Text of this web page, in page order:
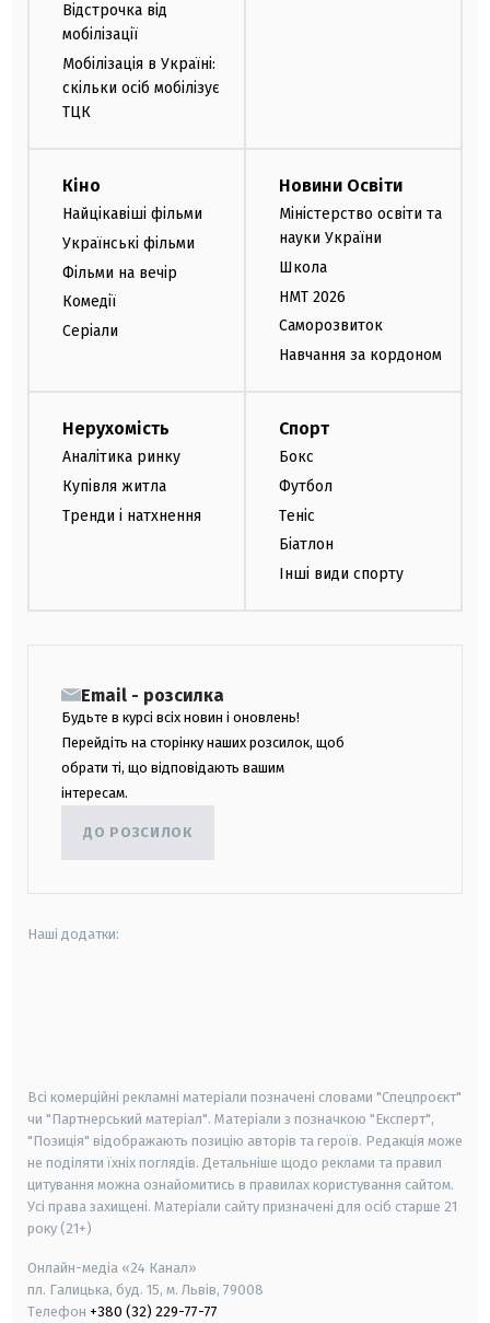
Відстрочка від
мобілізації
Мобілізація в Україні:
скільки осіб мобілізує
ТЦК
Кіно
Найцікавіші фільми
Українські фільми
Фільми на вечір
Комедії
Серіали
Новини Освіти
Міністерство освіти та
науки України
Школа
НМТ 2026
Саморозвиток
Навчання за кордоном
Нерухомість
Аналітика ринку
Купівля житла
Тренди і натхнення
Спорт
Бокс
Футбол
Теніс
Біатлон
Інші види спорту
Email - розсилка
Будьте в курсі всіх новин і оновлень!
Перейдіть на сторінку наших розсилок, щоб
обрати ті, що відповідають вашим
інтересам.
ДО РОЗСИЛОК
Наші додатки:
Всі комерційні рекламні матеріали позначені словами "Спецпроєкт"
чи "Партнерський матеріал". Матеріали з позначкою "Експерт",
"Позиція" відображають позицію авторів та героїв. Редакція може
не поділяти їхніх поглядів. Детальніше щодо реклами та правил
цитування можна ознайомитись в правилах користування сайтом.
Усі права захищені. Матеріали сайту призначені для осіб старше 21
року (21+)
Онлайн-медіа «24 Канал»
пл. Галицька, буд. 15, м. Львів, 79008
Телефон +380 (32) 229-77-77